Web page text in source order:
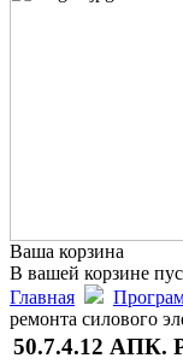
Ваша корзина
В вашей корзине
Главная
ремонта силового
50.7.4.12 АПК.